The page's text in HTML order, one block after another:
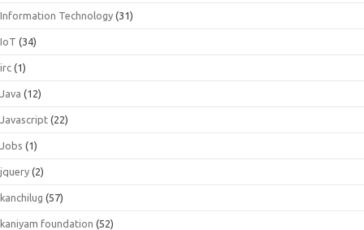
Information Technology (31)
IoT (34)
irc (1)
Java (12)
Javascript (22)
Jobs (1)
jquery (2)
kanchilug (57)
kaniyam foundation (52)